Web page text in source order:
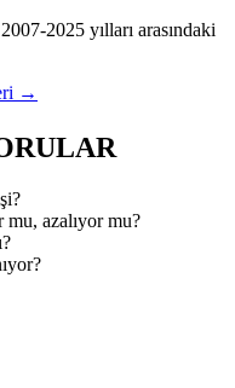
2007-2025 yılları arasındaki
→
azalıyor mu?